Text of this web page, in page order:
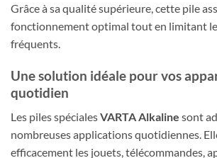
Grâce à sa qualité supérieure, cette pile
fonctionnement optimal tout en limitant
fréquents.
Une solution idéale pour vos
quotidien
Les piles spécialesVARTA Alkaline sont
nombreuses applications quotidiennes.
efficacement les jouets, télécommandes,